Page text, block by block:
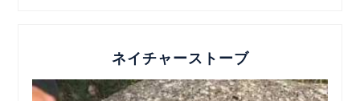
ネイチャーストーブ